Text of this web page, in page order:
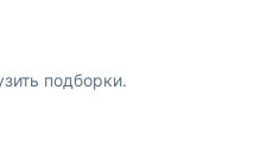
подборки.